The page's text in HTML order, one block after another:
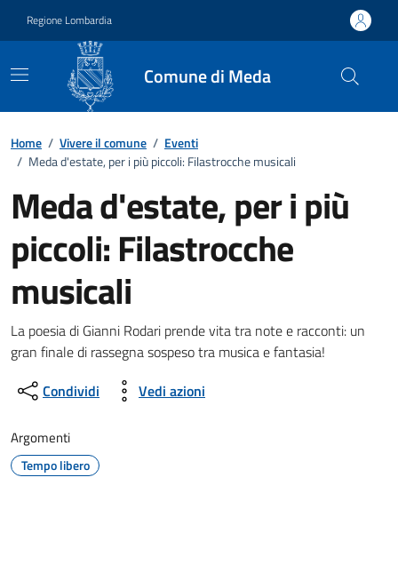
Regione Lombardia
Comune di Meda
Home / Vivere il comune / Eventi
/ Meda d'estate, per i più piccoli: Filastrocche musicali
Meda d'estate, per i più
piccoli: Filastrocche
musicali
Dettagli della notizia
La poesia di Gianni Rodari prende vita tra note e racconti: un
gran finale di rassegna sospeso tra musica e fantasia!
Condividi
Vedi azioni
Argomenti
Tempo libero